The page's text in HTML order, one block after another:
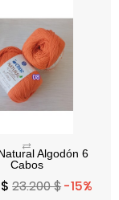
base
23.200 $ -15%